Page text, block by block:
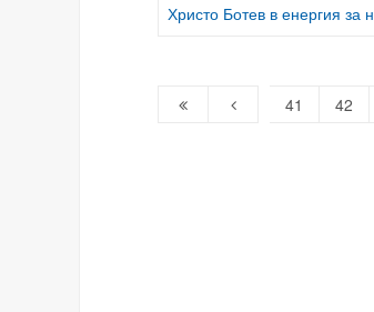
Христо Ботев в енергия за
41
42